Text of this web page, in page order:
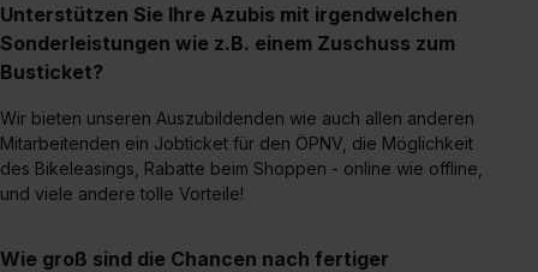
Datenschutzerklärung unter dem Punkt „Datenschutz-
Einstellungen“ widerrufen. Weitere Informationen zu den
einzelnen Cookies findest du durch Klick auf „Details
Impressum
Unterstützen Sie Ihre Azubis mit irgendwelchen
Sonderleistungen wie z.B. einem Zuschuss zum
Busticket?
Wir bieten unseren Auszubildenden wie auch allen anderen
Mitarbeitenden ein Jobticket für den ÖPNV, die Möglichkeit
des Bikeleasings, Rabatte beim Shoppen - online wie offline,
und viele andere tolle Vorteile!
Wie groß sind die Chancen nach fertiger